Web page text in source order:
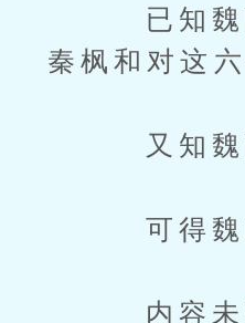
已知魏西
秦枫和对这
又知魏西
可得魏西
内容未完